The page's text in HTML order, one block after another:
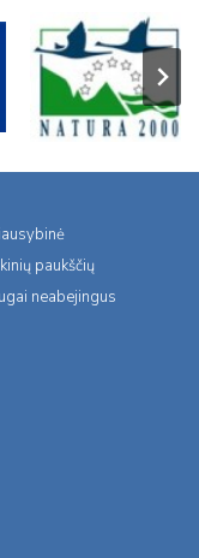
paukščių
neabejingus